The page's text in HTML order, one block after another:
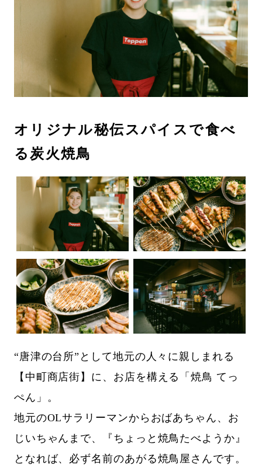
オリジナル秘伝スパイスで食べ
る炭火焼鳥
“唐津の台所”として地元の人々に親しまれる
【中町商店街】に、お店を構える「焼鳥 てっ
ぺん」。
地元のOLサラリーマンからおばあちゃん、お
じいちゃんまで、『ちょっと焼鳥たべようか』
となれば、必ず名前のあがる焼鳥屋さんです。